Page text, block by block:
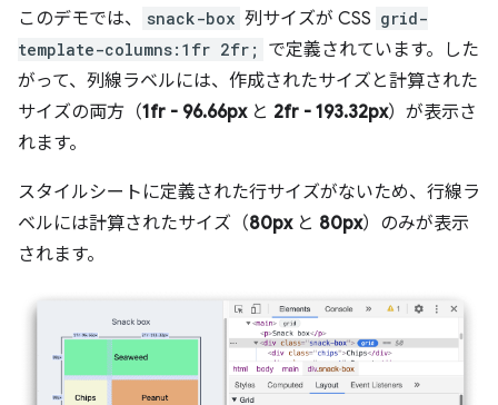
このデモでは、 snack-box 列サイズが CSS grid-
template-columns:1fr 2fr;
で定義されています。した
がって、列線ラベルには、作成されたサイズと計算された
サイズの両方（1fr - 96.66pxと 2fr - 193.32px）が表示さ
れます。
スタイルシートに定義された行サイズがないため、行線ラ
ベルには計算されたサイズ（80pxと 80px）のみが表示
されます。